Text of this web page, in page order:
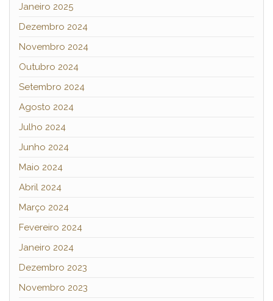
Janeiro 2025
Dezembro 2024
Novembro 2024
Outubro 2024
Setembro 2024
Agosto 2024
Julho 2024
Junho 2024
Maio 2024
Abril 2024
Março 2024
Fevereiro 2024
Janeiro 2024
Dezembro 2023
Novembro 2023